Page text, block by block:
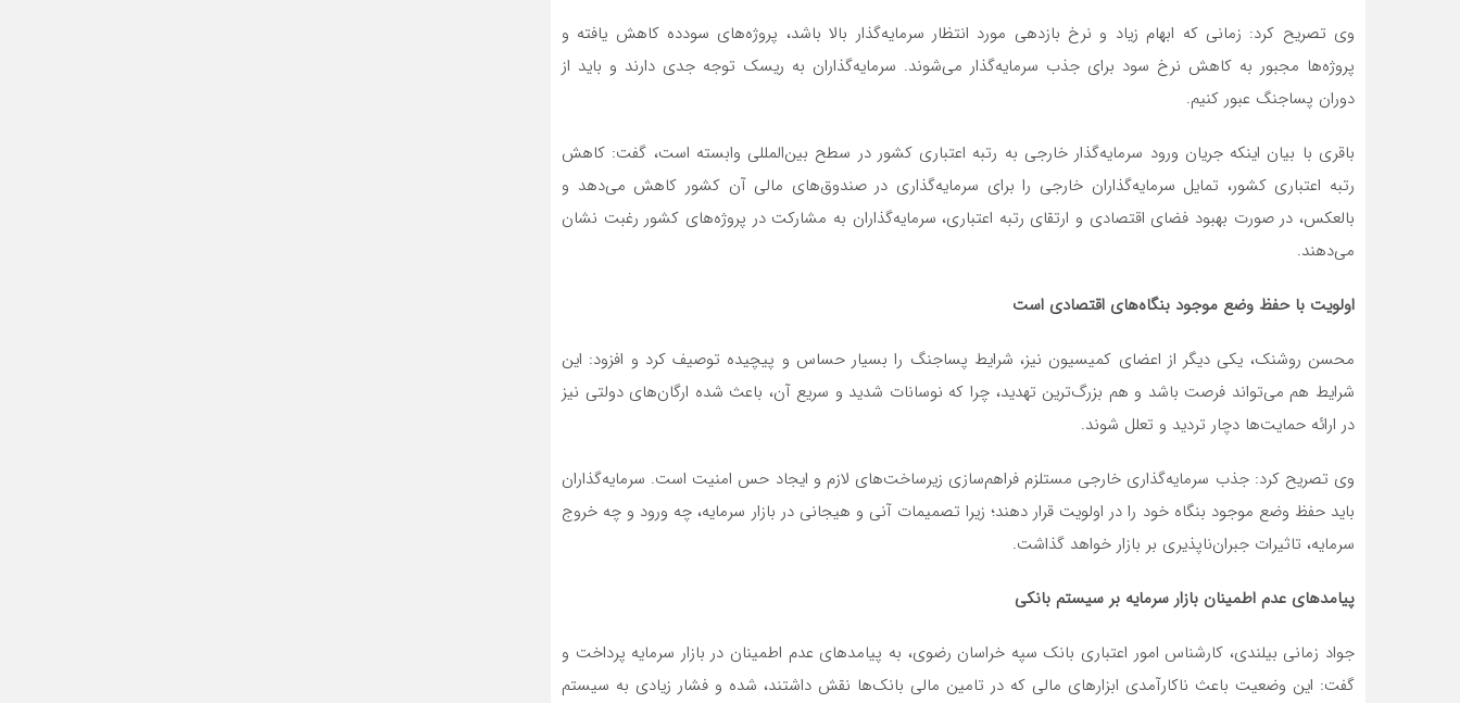
وی تصریح کرد: زمانی که ابهام زیاد و نرخ بازدهی مورد انتظار سرمایه‌گذار بالا باشد، پروژه‌های سودده کاهش یافته و
پروژه‌ها مجبور به کاهش نرخ سود برای جذب سرمایه‌گذار می‌شوند. سرمایه‌گذاران به ریسک توجه جدی دارند و باید از
دوران پساجنگ عبور کنیم.
باقری با بیان اینکه جریان ورود سرمایه‌گذار خارجی به رتبه اعتباری کشور در سطح بین‌المللی وابسته است، گفت: کاهش
رتبه اعتباری کشور، تمایل سرمایه‌گذاران خارجی را برای سرمایه‌گذاری در صندوق‌های مالی آن کشور کاهش می‌دهد و
بالعکس، در صورت بهبود فضای اقتصادی و ارتقای رتبه اعتباری، سرمایه‌گذاران به مشارکت در پروژه‌های کشور رغبت نشان
می‌دهند.
اولویت با حفظ وضع موجود بنگاه‌های اقتصادی است
محسن روشنک، یکی دیگر از اعضای کمیسیون نیز، شرایط پساجنگ را بسیار حساس و پیچیده توصیف کرد و افزود: این
شرایط هم می‌تواند فرصت باشد و هم بزرگ‌ترین تهدید، چرا که نوسانات شدید و سریع آن، باعث شده ارگان‌های دولتی نیز
در ارائه حمایت‌ها دچار تردید و تعلل شوند.
وی تصریح کرد: جذب سرمایه‌گذاری خارجی مستلزم فراهم‌سازی زیرساخت‌های لازم و ایجاد حس امنیت است. سرمایه‌گذاران
باید حفظ وضع موجود بنگاه خود را در اولویت قرار دهند؛ زیرا تصمیمات آنی و هیجانی در بازار سرمایه، چه ورود و چه خروج
سرمایه، تاثیرات جبران‌ناپذیری بر بازار خواهد گذاشت.
پیامدهای عدم اطمینان بازار سرمایه بر سیستم بانکی
جواد زمانی بیلندی، کارشناس امور اعتباری بانک سپه خراسان رضوی، به پیامدهای عدم اطمینان در بازار سرمایه پرداخت و
گفت: این وضعیت باعث ناکارآمدی ابزارهای مالی که در تامین مالی بانک‌ها نقش داشتند، شده و فشار زیادی به سیستم